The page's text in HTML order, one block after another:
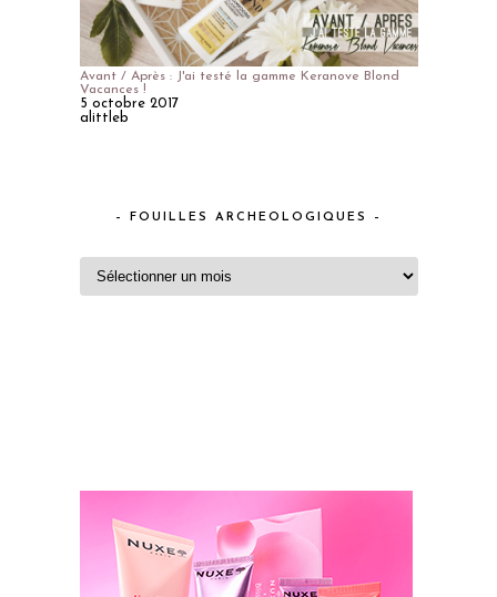
Avant / Après : J'ai testé la gamme Keranove Blond
Vacances !
5 octobre 2017
alittleb
– FOUILLES ARCHEOLOGIQUES –